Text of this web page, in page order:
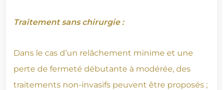
Traitement sans chirurgie :
Dans le cas d’un relâchement minime et une
perte de fermeté débutante à modérée, des
traitements non-invasifs peuvent être proposés ;